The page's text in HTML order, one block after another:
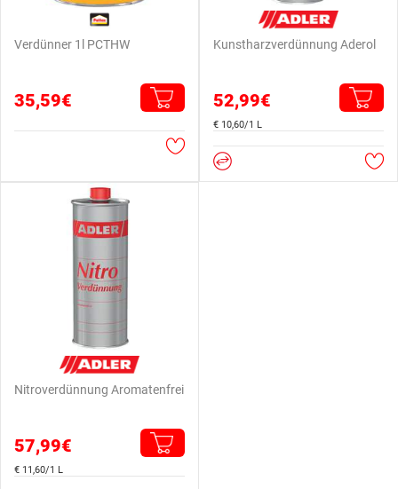
Verdünner 1l PCTHW
35,59€
Kunstharzverdünnung Aderol
52,99€
€ 10,60/1 L
Nitroverdünnung Aromatenfrei
57,99€
€ 11,60/1 L